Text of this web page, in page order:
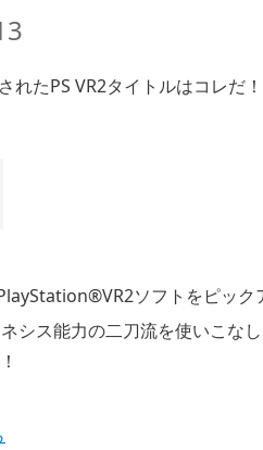
ソフトをピック
シス能力の二刀流を使いこな